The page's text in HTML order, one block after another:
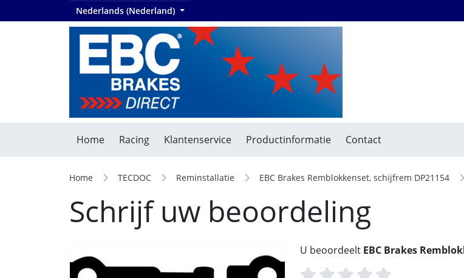
Nederlands (Nederland)
Home Racing Klantenservice Productinformatie Contact
Home TECDOC Reminstallatie EBC Brakes Remblokkenset, schijfrem DP21154
Schrijf uw beoordeling
U beoordeelt EBC Brakes